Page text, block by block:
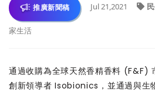
推廣新聞稿 Jul 21,2021
家生活
通過收購為全球天然香精香料 (F&F)
創新領導者 Isobionics，並通過與生